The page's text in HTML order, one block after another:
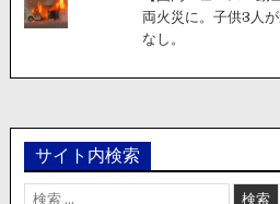
両火災に。子供3人
なし。
サイト内検索
検